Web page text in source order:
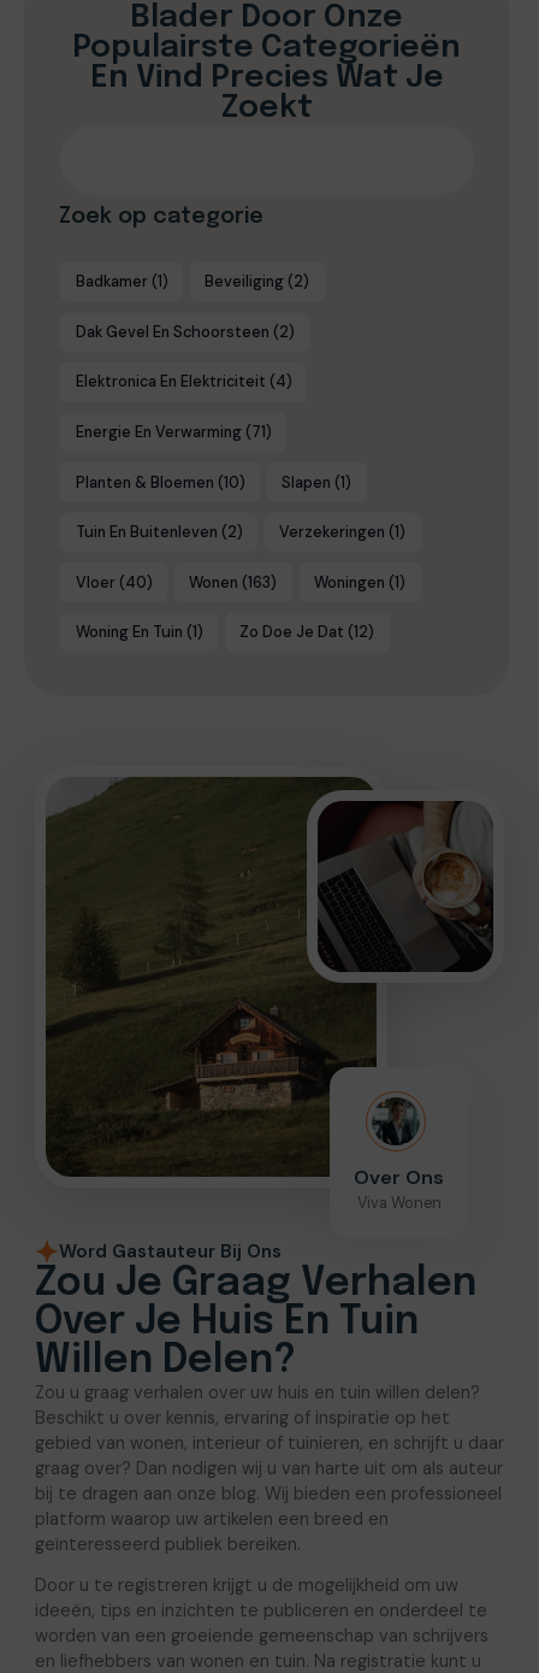
Blader Door Onze
Populairste Categorieën
En Vind Precies Wat Je
Zoekt
Zoek op categorie
Badkamer(1) Beveiliging (2)
Dak Gevel En Schoorsteen (2)
Elektronica En Elektriciteit (4)
Energie En Verwarming(71)
Planten & Bloemen (10) Slapen (1)
Tuin En Buitenleven (2) Verzekeringen (1)
Vloer(40) Wonen (163) Woningen (1)
Woning En Tuin (1) Zo Doe Je Dat (12)
Word Gastauteur Bij Ons
Zou Je Graag Verhalen
Over Je Huis En Tuin
Willen Delen?
Zou u graag verhalen over uw huis en tuin willen delen?
Beschikt u over kennis, ervaring of inspiratie op het
gebied van wonen, interieur of tuinieren, en schrijft u daar
graag over? Dan nodigen wij u van harte uit om als auteur
bij te dragen aan onze blog. Wij bieden een professioneel
platform waarop uw artikelen een breed en
geïnteresseerd publiek bereiken.
Door u te registreren krijgt u de mogelijkheid om uw
ideeën, tips en inzichten te publiceren en onderdeel te
worden van een groeiende gemeenschap van schrijvers
en liefhebbers van wonen en tuin. Na registratie kunt u
Over Ons
Viva Wonen